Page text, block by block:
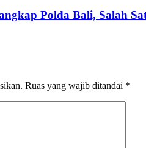
Polda Bali, Salah
Ruas yang wajib ditandai *